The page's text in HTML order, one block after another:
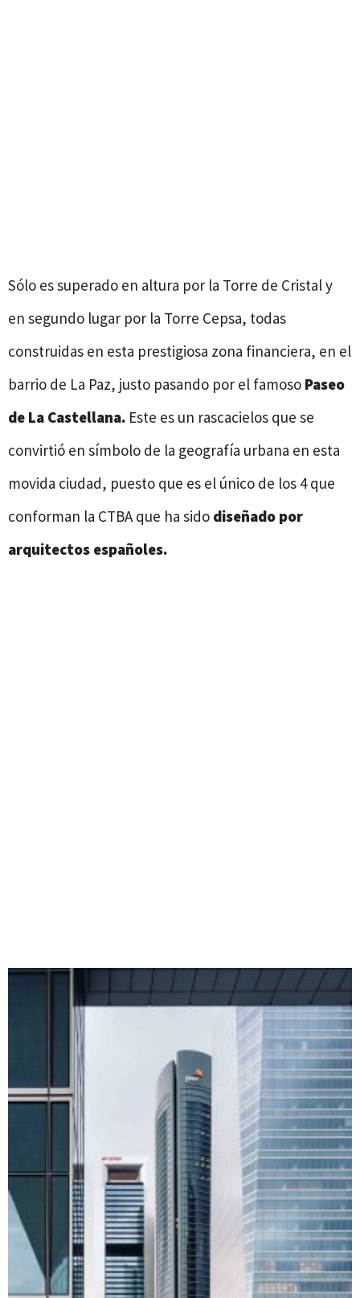
Sólo es superado en altura por la Torre de Cristal y
en segundo lugar por la Torre Cepsa, todas
construidas en esta prestigiosa zona financiera, en el
barrio de La Paz, justo pasando por el famoso Paseo
de La Castellana. Este es un rascacielos que se
convirtió en símbolo de la geografía urbana en esta
movida ciudad, puesto que es el único de los 4 que
conforman la CTBA que ha sido diseñado por
arquitectos españoles.